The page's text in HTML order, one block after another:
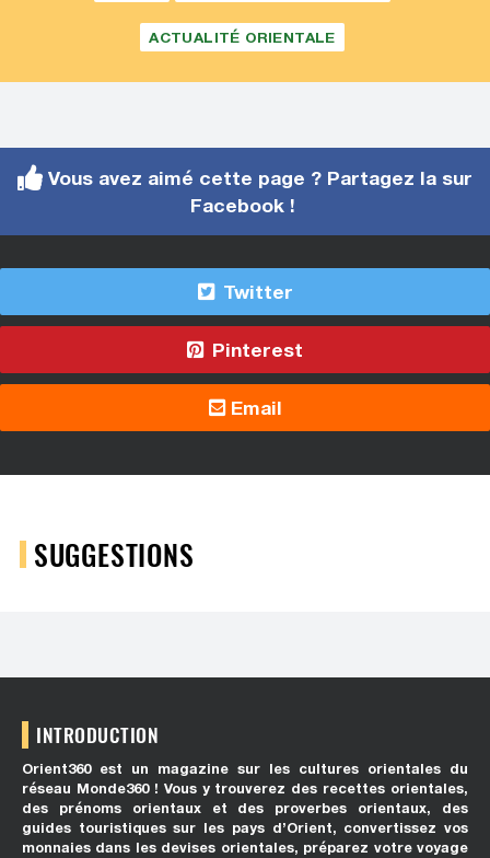
ACTUALITÉ ORIENTALE
Vous avez aimé cette page ? Partagez la sur
Facebook !
Twitter
Pinterest
Email
SUGGESTIONS
INTRODUCTION
Orient360 est un magazine sur les cultures orientales du
réseau Monde360 ! Vous y trouverez des recettes orientales,
des prénoms orientaux et des proverbes orientaux, des
guides touristiques sur les pays d’Orient, convertissez vos
monnaies dans les devises orientales, préparez votre voyage